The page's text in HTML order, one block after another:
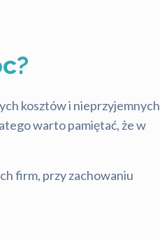
kosztów i nieprzyjemnych
warto pamiętać, że w
firm, przy zachowaniu